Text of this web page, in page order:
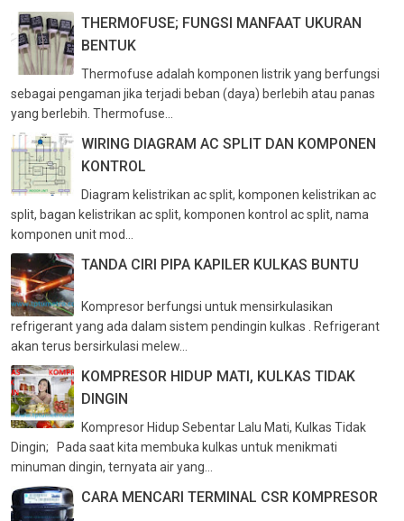
THERMOFUSE; FUNGSI MANFAAT UKURAN
BENTUK
Thermofuse adalah komponen listrik yang berfungsi
sebagai pengaman jika terjadi beban (daya) berlebih atau panas
yang berlebih. Thermofuse...
WIRING DIAGRAM AC SPLIT DAN KOMPONEN
KONTROL
Diagram kelistrikan ac split, komponen kelistrikan ac
split, bagan kelistrikan ac split, komponen kontrol ac split, nama
komponen unit mod...
TANDA CIRI PIPA KAPILER KULKAS BUNTU
Kompresor berfungsi untuk mensirkulasikan
refrigerant yang ada dalam sistem pendingin kulkas . Refrigerant
akan terus bersirkulasi melew...
KOMPRESOR HIDUP MATI, KULKAS TIDAK
DINGIN
Kompresor Hidup Sebentar Lalu Mati, Kulkas Tidak
Dingin; Pada saat kita membuka kulkas untuk menikmati
minuman dingin, ternyata air yang...
CARA MENCARI TERMINAL CSR KOMPRESOR